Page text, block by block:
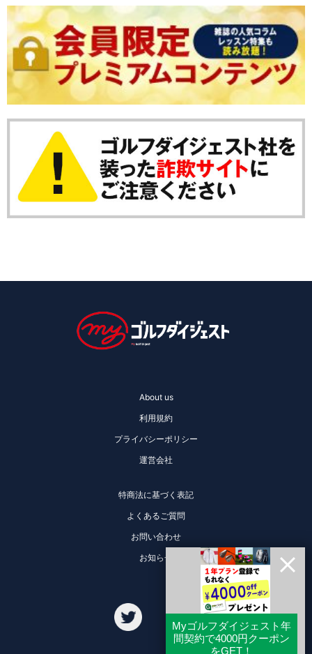
About us
利用規約
プライバシーポリシー
運営会社
特商法に基づく表記
よくあるご質問
お問い合わせ
お知らせ